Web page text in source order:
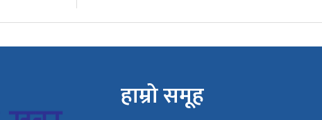
हाम्रो समूह